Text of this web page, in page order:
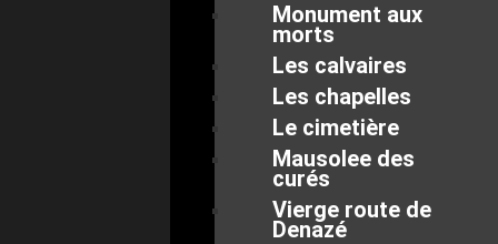
Monument aux
morts
Les calvaires
Les chapelles
Le cimetière
Mausolee des
curés
Vierge route de
Denazé